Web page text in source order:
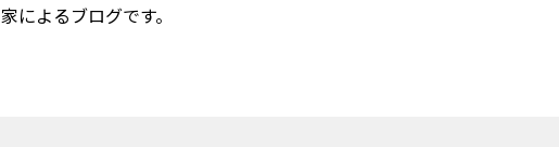
家によるブログです。